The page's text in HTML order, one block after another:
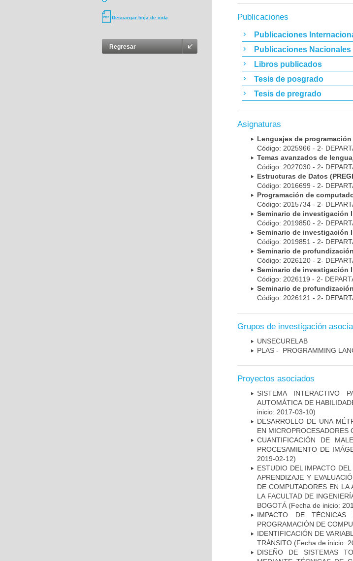
Descargar hoja de vida
Regresar
Publicaciones
Publicaciones
Publicaciones Nacionales
Libros publicados
Tesis de posgrado
Tesis de pregrado
Asignaturas
Lenguajes de programación
Código: 2025966 - 2-
Temas avanzados de
Código: 2027030 - 2-
Estructuras de Datos
Código: 2016699 - 2-
Programación de
Código: 2015734 - 2-
Seminario de investigación I
Código: 2019850 - 2-
Seminario de investigación
Código: 2019851 - 2-
Seminario de
Código: 2026120 - 2-
Seminario de investigación
Código: 2026119 - 2-
Seminario de profundización
Código: 2026121 - 2-
Grupos de investigación
UNSECURELAB
PLAS - PROGRAMMING
Proyectos asociados
SISTEMA INTERACTIVO
AUTOMÁTICA DE
inicio: 2017-03-10)
DESARROLLO DE UNA
EN MICROPROCESADORES
CUANTIFICACIÓN DE
PROCESAMIENTO DE
2019-02-12)
ESTUDIO DEL IMPACTO
APRENDIZAJE Y
DE COMPUTADORES EN LA
LA FACULTAD DE
BOGOTÁ (Fecha de inicio:
IMPACTO DE
PROGRAMACIÓN DE
IDENTIFICACIÓN DE
TRÁNSITO (Fecha de inicio:
DISEÑO DE SISTEMAS